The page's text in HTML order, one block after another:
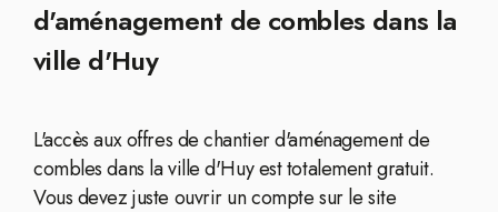
d'aménagement de combles dans la
ville d'Huy
L'accès aux offres de chantier d'aménagement de
combles dans la ville d'Huy est totalement gratuit.
Vous devez juste ouvrir un compte sur le site